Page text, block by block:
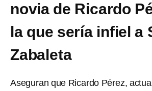
novia de Ricardo
la que sería infiel a
Zabaleta
Aseguran que Ricardo Pérez,